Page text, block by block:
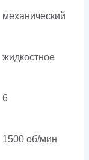
механический
жидкостное
6
1500 об/мин